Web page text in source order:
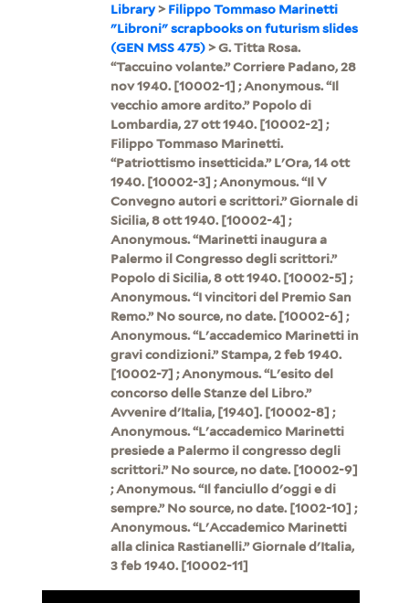
Library>Filippo Tommaso Marinetti
"Libroni" scrapbooks on futurism slides
(GEN MSS 475)> G. Titta Rosa.
“Taccuino volante.” Corriere Padano, 28
nov 1940. [10002-1] ; Anonymous. “Il
vecchio amore ardito.” Popolo di
Lombardia, 27 ott 1940. [10002-2] ;
Filippo Tommaso Marinetti.
“Patriottismo insetticida.” L'Ora, 14 ott
1940. [10002-3] ; Anonymous. “Il V
Convegno autori e scrittori.” Giornale di
Sicilia, 8 ott 1940. [10002-4] ;
Anonymous. “Marinetti inaugura a
Palermo il Congresso degli scrittori.”
Popolo di Sicilia, 8 ott 1940. [10002-5] ;
Anonymous. “I vincitori del Premio San
Remo.” No source, no date. [10002-6] ;
Anonymous. “L'accademico Marinetti in
gravi condizioni.” Stampa, 2 feb 1940.
[10002-7] ; Anonymous. “L'esito del
concorso delle Stanze del Libro.”
Avvenire d'Italia, [1940]. [10002-8] ;
Anonymous. “L'accademico Marinetti
presiede a Palermo il congresso degli
scrittori.” No source, no date. [10002-9]
; Anonymous. “Il fanciullo d'oggi e di
sempre.” No source, no date. [1002-10] ;
Anonymous. “L'Accademico Marinetti
alla clinica Rastianelli.” Giornale d'Italia,
3 feb 1940. [10002-11]